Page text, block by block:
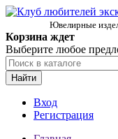
Ювелирные
Корзина ждет
Выберите любое
Найти
Вход
Регистрация